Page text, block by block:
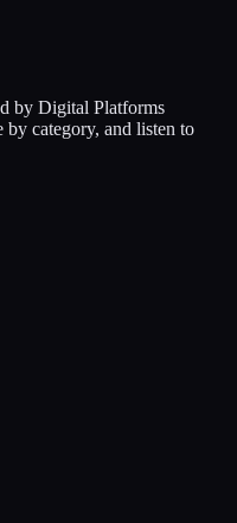
by Digital Platforms
category, and listen to